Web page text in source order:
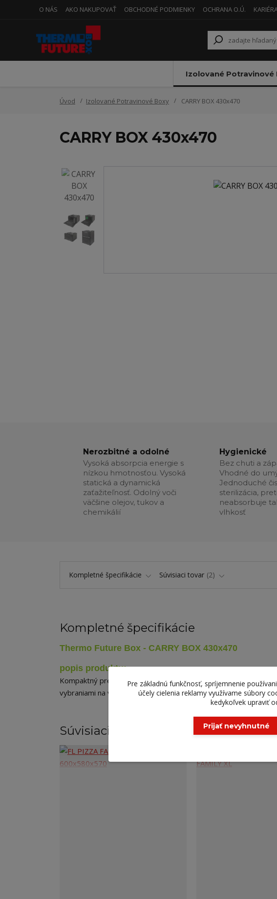
O NÁS AKO NAKUPOVAŤ OBCHODNÉ PODMIENKY OCHRANA O.Ú.
Izolované Potravinové
Úvod Izolované Potravinové Boxy CARRY BOX 430x470
CARRY BOX 430x470
Nerozbitné a odolné
Vysoká absorpcia energie s
nízkou hmotnosťou. Vysoká
statická a dynamická
zaťažiteľnosť. Odolný voči
väčšine olejov, tukov a
chemikálií
Hygienické
Bez chuti a
Vhodné do
Jednoduché
sterilizácia,
neabsorbuje
vlhkosť
Kompletné špecifikácie Súvisiaci tovar 2
Kompletné špecifikácie
Thermo Future Box - CARRY BOX 430x470
popis produktu:
Kompaktný prepravný box s dvierkami na pizzu, občerstvenie,
vybraniami na vnútorných stranách pretermoalebo chladiace
Súvisiaci tovar
Pre základnú funkčnosť, spríjemnenie
účely cielenia reklamy využívame súbory
kedykoľvek upraviť
Prijať nevyhnutné